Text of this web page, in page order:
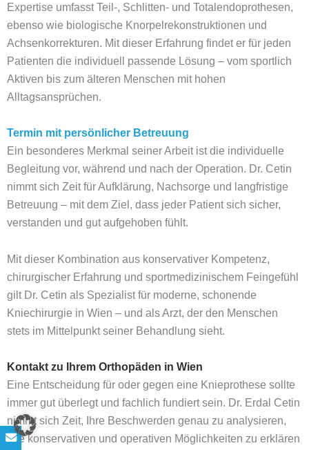
Expertise umfasst Teil-, Schlitten- und Totalendoprothesen,
ebenso wie biologische Knorpelrekonstruktionen und
Achsenkorrekturen. Mit dieser Erfahrung findet er für jeden
Patienten die individuell passende Lösung – vom sportlich
Aktiven bis zum älteren Menschen mit hohen
Alltagsansprüchen.
Termin mit persönlicher Betreuung
Ein besonderes Merkmal seiner Arbeit ist die individuelle
Begleitung vor, während und nach der Operation. Dr. Cetin
nimmt sich Zeit für Aufklärung, Nachsorge und langfristige
Betreuung – mit dem Ziel, dass jeder Patient sich sicher,
verstanden und gut aufgehoben fühlt.
Mit dieser Kombination aus konservativer Kompetenz,
chirurgischer Erfahrung und sportmedizinischem Feingefühl
gilt Dr. Cetin als Spezialist für moderne, schonende
Kniechirurgie in Wien – und als Arzt, der den Menschen
stets im Mittelpunkt seiner Behandlung sieht.
Kontakt zu Ihrem Orthopäden in Wien
Eine Entscheidung für oder gegen eine Knieprothese sollte
immer gut überlegt und fachlich fundiert sein. Dr. Erdal Cetin
nimmt sich Zeit, Ihre Beschwerden genau zu analysieren,
alle konservativen und operativen Möglichkeiten zu erklären